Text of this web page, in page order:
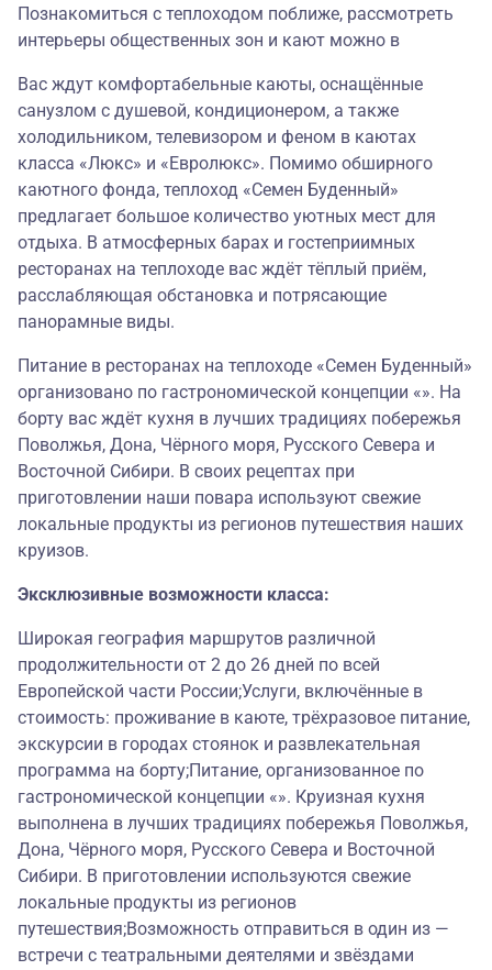
Познакомиться с теплоходом поближе, рассмотреть
интерьеры общественных зон и кают можно в
Вас ждут комфортабельные каюты, оснащённые
санузлом с душевой, кондиционером, а также
холодильником, телевизором и феном в каютах
класса «Люкс» и «Евролюкс». Помимо обширного
каютного фонда, теплоход «Семен Буденный»
предлагает большое количество уютных мест для
отдыха. В атмосферных барах и гостеприимных
ресторанах на теплоходе вас ждёт тёплый приём,
расслабляющая обстановка и потрясающие
панорамные виды.
Питание в ресторанах на теплоходе «Семен Буденный»
организовано по гастрономической концепции «». На
борту вас ждёт кухня в лучших традициях побережья
Поволжья, Дона, Чёрного моря, Русского Севера и
Восточной Сибири. В своих рецептах при
приготовлении наши повара используют свежие
локальные продукты из регионов путешествия наших
круизов.
Эксклюзивные возможности класса:
Широкая география маршрутов различной
продолжительности от 2 до 26 дней по всей
Европейской части России;Услуги, включённые в
стоимость: проживание в каюте, трёхразовое питание,
экскурсии в городах стоянок и развлекательная
программа на борту;Питание, организованное по
гастрономической концепции «». Круизная кухня
выполнена в лучших традициях побережья Поволжья,
Дона, Чёрного моря, Русского Севера и Восточной
Сибири. В приготовлении используются свежие
локальные продукты из регионов
путешествия;Возможность отправиться в один из —
встречи с театральными деятелями и звёздами